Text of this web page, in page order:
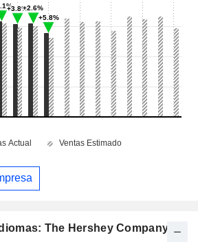
The Hershey Company